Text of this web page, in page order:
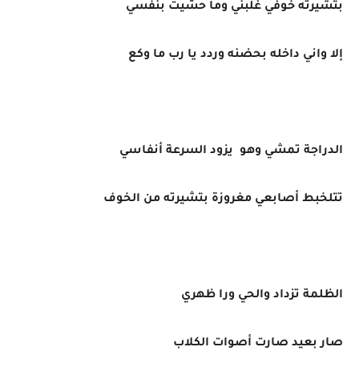
بتشيرته خوفي غلبني وما حسّيت بنفسي
إلا واني داخله بحضنه وردد يا رب ما وكع
الدراجة تمشي وهو يزود السرعة أنفاسي
تتلخبط أصابعي مغروزة بتشيرته من الخوف
الظلمة تزداد والحي ورا ظهري
صار بعيد صارت أصوات الكلاب